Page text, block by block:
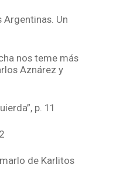
Argentinas. Un
nos teme más
Aznárez y
p. 11
de Karlitos